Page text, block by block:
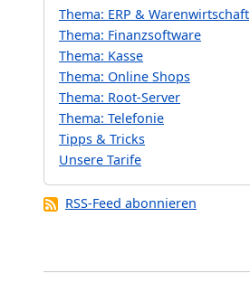
Thema: ERP & Warenwirtschaft
Thema: Finanzsoftware
Thema: Kasse
Thema: Online Shops
Thema: Root-Server
Thema: Telefonie
Tipps & Tricks
Unsere Tarife
RSS-Feed abonnieren